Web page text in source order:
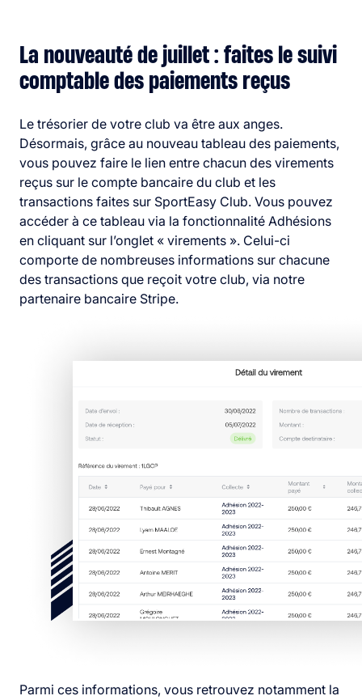
La nouveauté de juillet : faites le suivi
comptable des paiements reçus
Le trésorier de votre club va être aux anges.
Désormais, grâce au nouveau tableau des paiements,
vous pouvez faire le lien entre chacun des virements
reçus sur le compte bancaire du club et les
transactions faites sur SportEasy Club. Vous pouvez
accéder à ce tableau via la fonctionnalité Adhésions
en cliquant sur l’onglet « virements ». Celui-ci
comporte de nombreuses informations sur chacune
des transactions que reçoit votre club, via notre
partenaire bancaire Stripe.
Parmi ces informations, vous retrouvez notamment la